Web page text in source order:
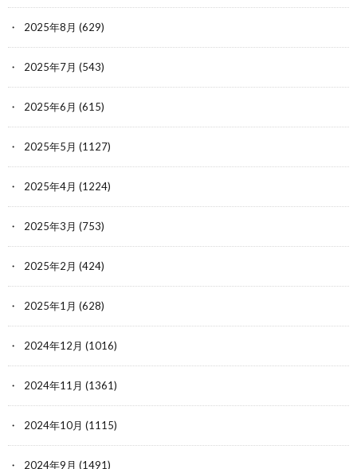
2025年8月 (629)
2025年7月 (543)
2025年6月 (615)
2025年5月 (1127)
2025年4月 (1224)
2025年3月 (753)
2025年2月 (424)
2025年1月 (628)
2024年12月 (1016)
2024年11月 (1361)
2024年10月 (1115)
2024年9月 (1491)